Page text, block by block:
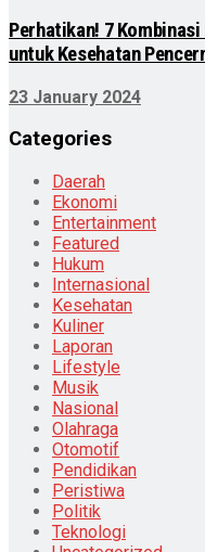
Perhatikan! 7
untuk Kesehatan
23 January 2024
Categories
Daerah
Ekonomi
Entertainment
Featured
Hukum
Internasional
Kesehatan
Kuliner
Laporan
Lifestyle
Musik
Nasional
Olahraga
Otomotif
Pendidikan
Peristiwa
Politik
Teknologi